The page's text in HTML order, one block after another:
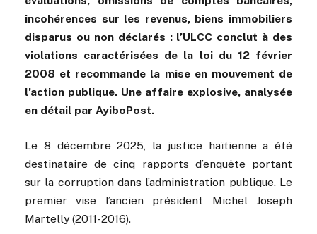
incohérences sur les revenus, biens immobiliers
disparus ou non déclarés : l’ULCC conclut à des
violations caractérisées de la loi du 12 février
2008 et recommande la mise en mouvement de
l’action publique. Une affaire explosive, analysée
en détail par AyiboPost.
Le 8 décembre 2025, la justice haïtienne a été
destinataire de cinq rapports d’enquête portant
sur la corruption dans l’administration publique. Le
premier vise l’ancien président Michel Joseph
Martelly (2011-2016).